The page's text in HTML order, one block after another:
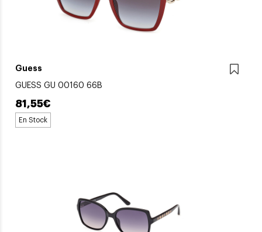
Guess
GUESS GU 00160 66B
81,55€
En Stock